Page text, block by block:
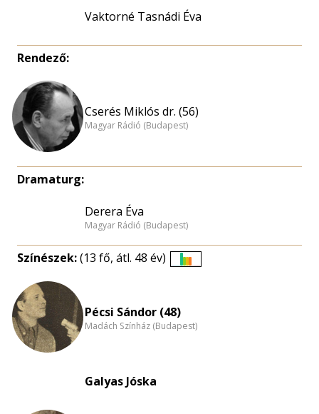
Vaktorné Tasnádi Éva
Rendező:
Cserés Miklós dr. (56)
Magyar Rádió (Budapest)
Dramaturg:
Derera Éva
Magyar Rádió (Budapest)
Színészek:(13 fő, átl. 48 év)
Pécsi Sándor (48)
Madách Színház (Budapest)
Galyas Jóska